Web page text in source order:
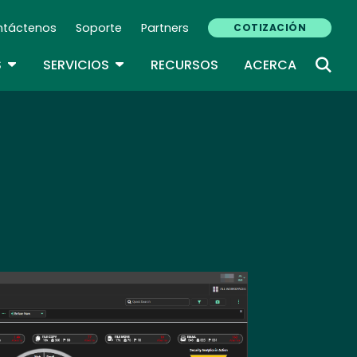
Navigation (ES)
Soporte Partners COTIZACIÓN
TOGGLE DROPDOWN
SERVICIOS TOGGLE DROPDOWN
RECURSOS ACERCA